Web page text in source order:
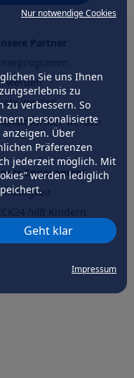
Nur notwendige Cookies
Sie uns Ihnen
zu
zu verbessern. So
personalisierte
Über
Präferenzen
jederzeit möglich. Mit
werden lediglich
Geht klar
Impressum
werden
werden
werden
Engagement
hilftder Natur